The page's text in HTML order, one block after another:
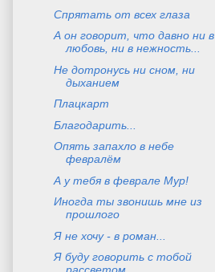
Спрятать от всех глаза
А он говорит, что давно ни в
любовь, ни в нежность...
Не дотронусь ни сном, ни
дыханием
Плацкарт
Благодарить...
Опять запахло в небе
февралём
А у тебя в феврале Мур!
Иногда ты звонишь мне из
прошлого
Я не хочу - в роман...
Я буду говорить с тобой